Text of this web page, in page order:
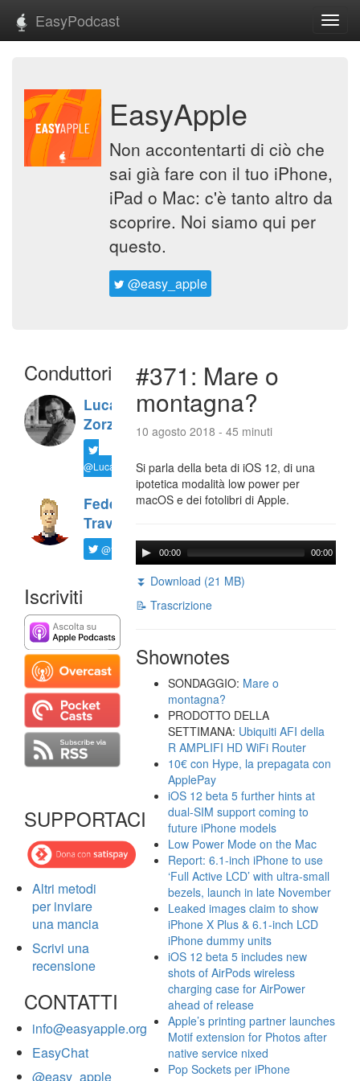
EasyPodcast
EasyApple
Non accontentarti di ciò che
sai già fare con il tuo iPhone,
iPad o Mac: c'è tanto altro da
scoprire. Noi siamo qui per
questo.
@easy_apple
Conduttori
Luca
Zorzi
@LucaTNT
Federico
Travaini
@ftrava
Iscriviti
SUPPORTACI
Altri metodi
per inviare
una mancia
Scrivi una
recensione
CONTATTI
info@easyapple.org
EasyChat
@easy_apple
#371: Mare o
montagna?
10 agosto 2018 - 45 minuti
Si parla della beta di iOS 12, di una
ipotetica modalità low power per
macOS e dei fotolibri di Apple.
00:00 00:00
⏬ Download (21 MB)
📝 Trascrizione
Shownotes
SONDAGGIO: Mare o
montagna?
PRODOTTO DELLA
SETTIMANA: Ubiquiti AFI della
R AMPLIFI HD WiFi Router
10€ con Hype, la prepagata con
ApplePay
iOS 12 beta 5 further hints at
dual-SIM support coming to
future iPhone models
Low Power Mode on the Mac
Report: 6.1-inch iPhone to use
‘Full Active LCD’ with ultra-small
bezels, launch in late November
Leaked images claim to show
iPhone X Plus & 6.1-inch LCD
iPhone dummy units
iOS 12 beta 5 includes new
shots of AirPods wireless
charging case for AirPower
ahead of release
Apple’s printing partner launches
Motif extension for Photos after
native service nixed
Pop Sockets per iPhone